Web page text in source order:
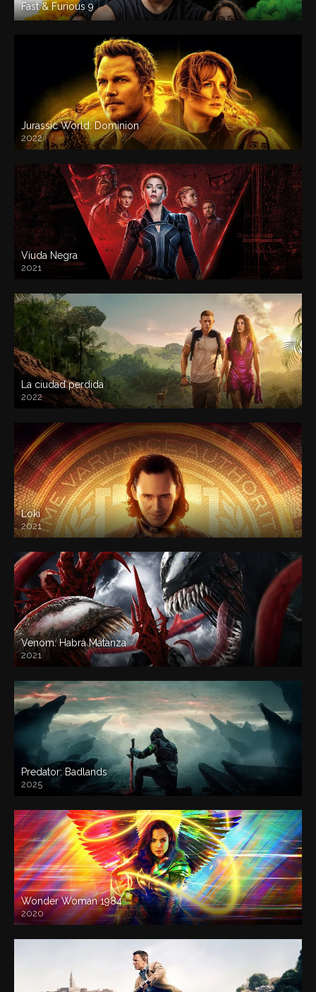
Fast & Furious 9
Jurassic World: Dominion
2022
Viuda Negra
2021
La ciudad perdida
2022
Loki
2021
Venom: Habrá Matanza
2021
Predator: Badlands
2025
Wonder Woman 1984
2020